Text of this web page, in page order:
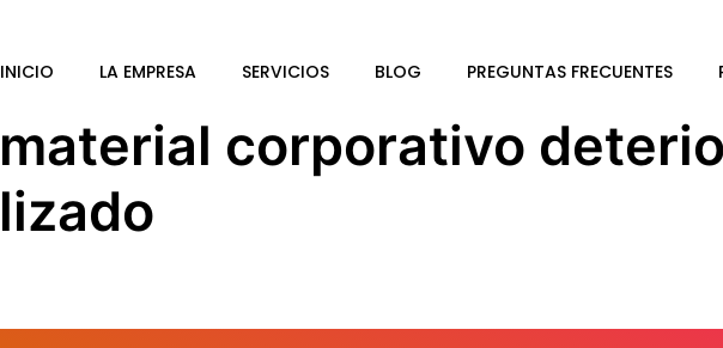
INICIO LA EMPRESA SERVICIOS BLOG PREGUNTAS FRECUENTES
corporativo